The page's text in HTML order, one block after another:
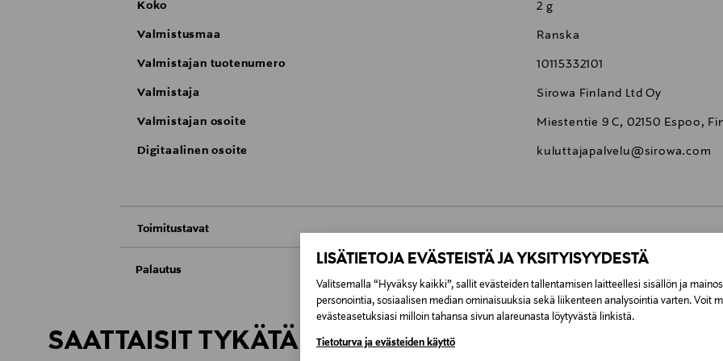
LISÄTIETOJA EVÄSTEISTÄ JA YKSITYISYYDESTÄ
Valitsemalla “Hyväksy kaikki”, sallit evästeiden tallentamisen laitteellesi sisällön ja
personointia, sosiaalisen median ominaisuuksia sekä liikenteen analysointia varten. Voit
evästeasetuksiasi milloin tahansa sivun alareunasta löytyvästä linkistä.
Tietoturva ja evästeiden käyttö
Koko 2 g
Valmistusmaa Ranska
Valmistajan tuotenumero 10115332101
Valmistaja Sirowa Finland Ltd Oy
Valmistajan osoite Miestentie 9 C, 02150 Espoo,
Digitaalinen osoite kuluttajapalvelu@sirowa.com
Toimitustavat
0,00 €
Toimitus automaattiin tai noutopisteeseen 0,00 € – 4,90 €
Kotiinkuljetus
Palautus
Meille on hyvin tärkeää, että olet tyytyväinen tilaukseesi. Voit palauttaa tilaamasi tuotteen 30 vuorokauden
Kosmetiikka- ja luontaistuotepakkaukset tulee palauttaa avaamattomissa alkuperäispakkauksissaan ja
Avattua tuotetta ei voi palauttaa.
SAATTAISIT TYKÄTÄ MYÖS NÄISTÄ